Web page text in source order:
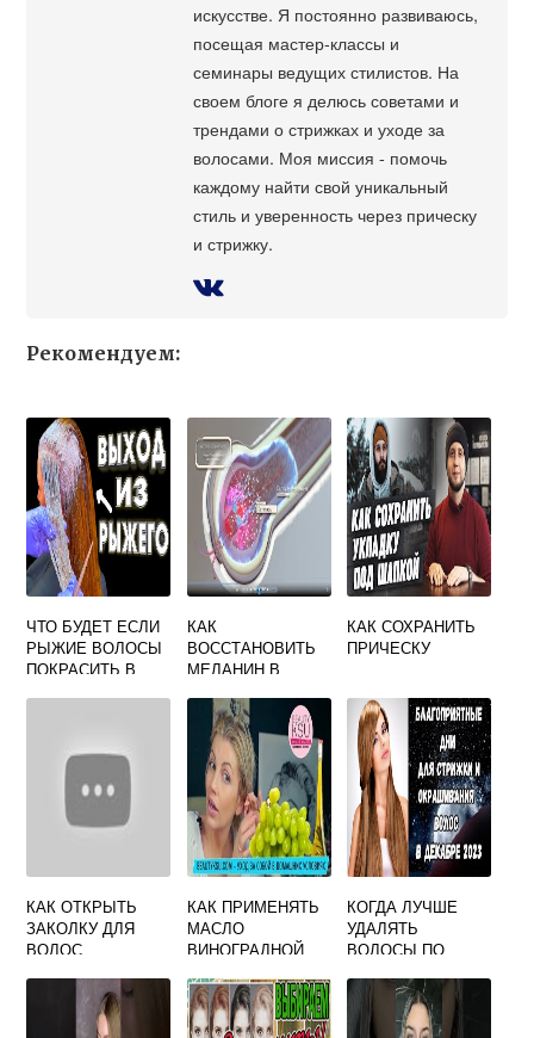
искусстве. Я постоянно развиваюсь,
посещая мастер-классы и
семинары ведущих стилистов. На
своем блоге я делюсь советами и
трендами о стрижках и уходе за
волосами. Моя миссия - помочь
каждому найти свой уникальный
стиль и уверенность через прическу
и стрижку.
Рекомендуем:
ЧТО БУДЕТ ЕСЛИ
РЫЖИЕ ВОЛОСЫ
ПОКРАСИТЬ В
КАК
ВОССТАНОВИТЬ
МЕЛАНИН В
КАК СОХРАНИТЬ
ПРИЧЕСКУ
КАК ОТКРЫТЬ
ЗАКОЛКУ ДЛЯ
ВОЛОС
КАК ПРИМЕНЯТЬ
МАСЛО
ВИНОГРАДНОЙ
ВОЛОС
КОГДА ЛУЧШЕ
УДАЛЯТЬ
ВОЛОСЫ ПО
КАЛЕНДАРЮ